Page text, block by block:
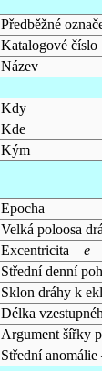
Předběžné
Katalogové číslo
Název
Kdy
Kde
Kým
Epocha
Velká poloosa
Excentricita – e
Střední denní
Sklon dráhy k
Délka
Argument šířky
Střední anomálie